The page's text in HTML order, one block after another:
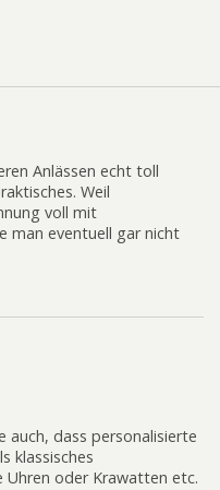
Anlässen echt toll
Weil
voll mit
man eventuell gar nicht
auch, dass personalisierte
klassisches
Uhren oder Krawatten etc.